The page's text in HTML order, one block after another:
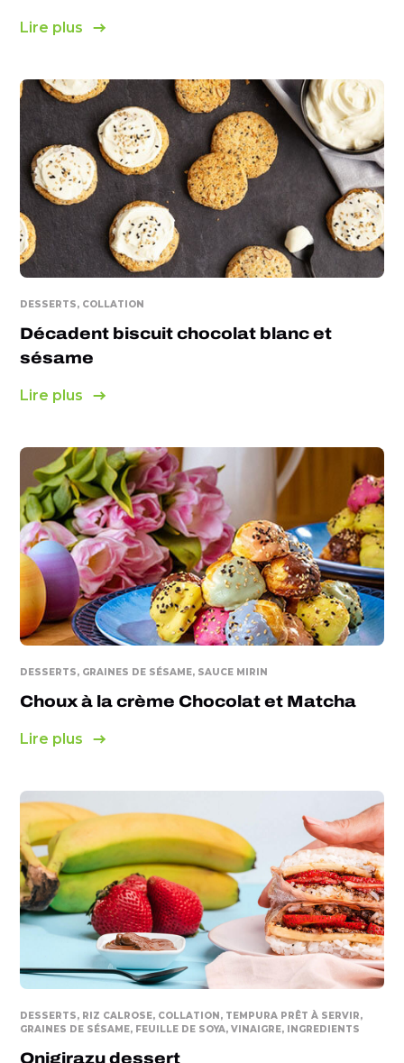
Lire plus
DESSERTS, COLLATION
Décadent biscuit chocolat blanc et
sésame
Lire plus
DESSERTS, GRAINES DE SÉSAME, SAUCE MIRIN
Choux à la crème Chocolat et Matcha
Lire plus
DESSERTS, RIZ CALROSE, COLLATION, TEMPURA PRÊT À SERVIR,
GRAINES DE SÉSAME, FEUILLE DE SOYA, VINAIGRE, INGREDIENTS
Onigirazu dessert